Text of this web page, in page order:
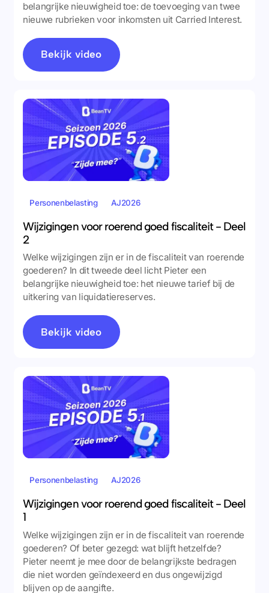
belangrijke nieuwigheid toe: de toevoeging van twee
nieuwe rubrieken voor inkomsten uit Carried Interest.
Bekijk video
Personenbelasting AJ2026
Wijzigingen voor roerend goed fiscaliteit - Deel
2
Welke wijzigingen zijn er in de fiscaliteit van roerende
goederen? In dit tweede deel licht Pieter een
belangrijke nieuwigheid toe: het nieuwe tarief bij de
uitkering van liquidatiereserves.
Bekijk video
Personenbelasting AJ2026
Wijzigingen voor roerend goed fiscaliteit - Deel
1
Welke wijzigingen zijn er in de fiscaliteit van roerende
goederen? Of beter gezegd: wat blijft hetzelfde?
Pieter neemt je mee door de belangrijkste bedragen
die niet worden geïndexeerd en dus ongewijzigd
blijven op de aangifte.